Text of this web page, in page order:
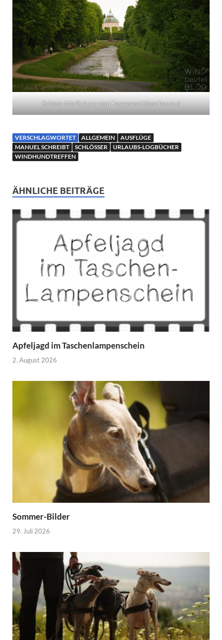
Schloss Moritzburg vom Fasanenschlösschen aus
VERSCHLAGWORTET ALLGEMEIN
AUSFLÜGE
MANUEL SCHREIBT
SCHLÖSSER
URLAUBS-LOGBÜCHER
WINDHUNDTREFFEN
ÄHNLICHE BEITRÄGE
Apfeljagd im Taschenlampenschein
2. August 2026
Sommer-Bilder
29. Juli 2026